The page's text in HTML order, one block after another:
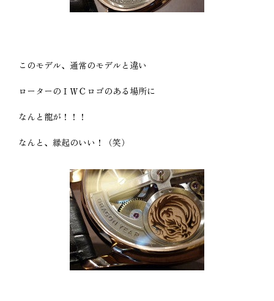
このモデル、通常のモデルと違い
ローターのＩＷＣロゴのある場所に
なんと龍が！！！
なんと、縁起のいい！（笑）